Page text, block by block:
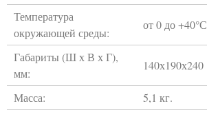
Температура
окружающей среды:
от 0 до +40°С
Габариты (Ш х В х Г),
мм:
140х190х240
Масса: 5,1 кг.